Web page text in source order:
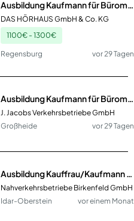
Ausbildung Kaufmann für Büromanagement (w/m/d)
DAS HÖRHAUS GmbH & Co. KG
1100€ - 1300€
Regensburg vor 29 Tagen
Ausbildung Kaufmann für Büromanagement (m/w/d)
J. Jacobs Verkehrsbetriebe GmbH
Großheide
vor 29 Tagen
Nahverkehrsbetriebe Birkenfeld GmbH
Idar-Oberstein
vor einem Monat